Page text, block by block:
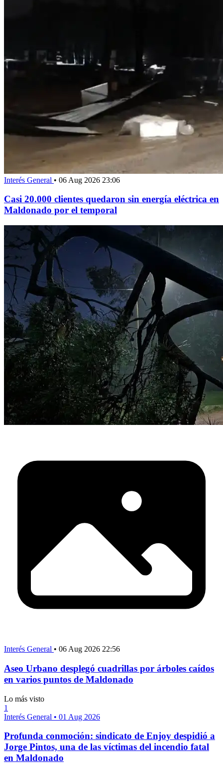
Interés General • 06 Aug 2026 23:06
Casi 20.000 clientes quedaron sin energía eléctrica en
Maldonado por el temporal
Interés General • 06 Aug 2026 22:56
Aseo Urbano desplegó cuadrillas por árboles caídos
en varios puntos de Maldonado
Lo más visto
1
Interés General • 01 Aug 2026
Profunda conmoción: sindicato de Enjoy despidió a
Jorge Pintos, una de las víctimas del incendio fatal
en Maldonado